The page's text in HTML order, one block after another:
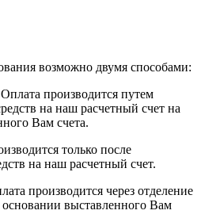
возможно двумя способами:
производится путем
на наш расчетный счет на
Вам счета.
только после
на наш расчетный счет.
производится через отделение
выставленного Вам